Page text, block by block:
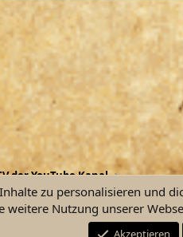
der YouTube Kanal
zu personalisieren und
weitere Nutzung unserer
Akzeptieren